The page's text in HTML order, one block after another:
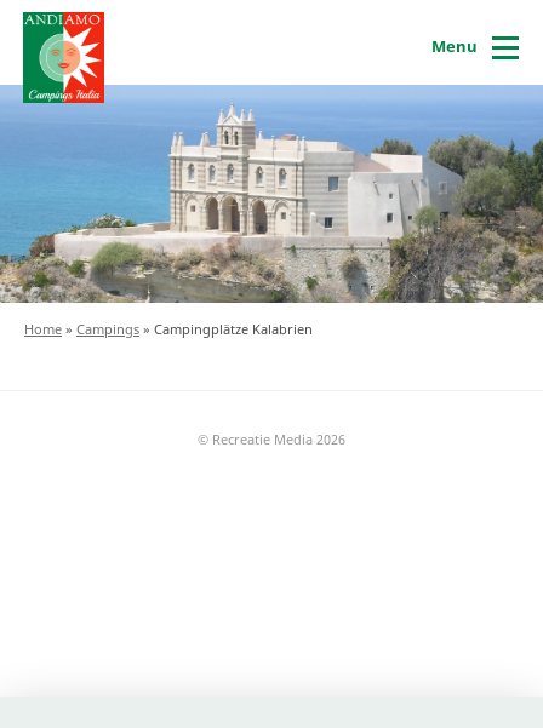
Menu
Home » Campings » Campingplätze Kalabrien
© Recreatie Media 2026